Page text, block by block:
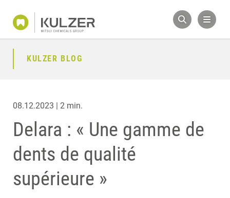
KULZER BLOG
08.12.2023 | 2 min.
Delara : « Une gamme de
dents de qualité
supérieure »